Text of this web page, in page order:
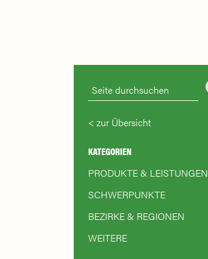
zur Übersicht
KATEGORIEN
PRODUKTE & LEISTUNGEN
SCHWERPUNKTE
BEZIRKE & REGIONEN
WEITERE